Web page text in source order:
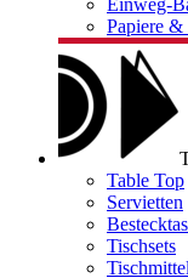
Einweg-
Papiere &
Table Top
Servietten
Tischsets